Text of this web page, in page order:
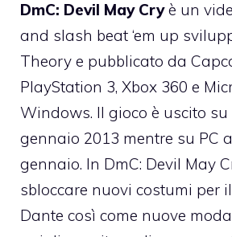
DmC: Devil May Cryè un
and slash beat ‘em up
Theory e pubblicato da
PlayStation 3, Xbox 360 e
Windows. Il gioco è uscito su
gennaio 2013 mentre su PC
gennaio. In DmC: Devil May
sbloccare nuovi costumi per
Dante così come nuove